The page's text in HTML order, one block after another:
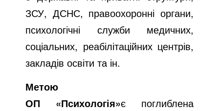
ЗСУ, ДСНС, правоохоронні органи,
психологічні служби медичних,
соціальних, реабілітаційних центрів,
закладів освіти та ін.
Метою
ОП «Психологія»є поглиблена